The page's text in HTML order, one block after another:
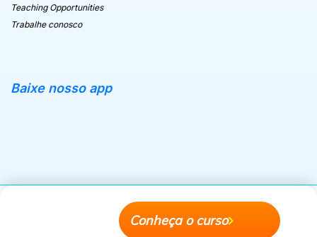
Teaching Opportunities
Trabalhe conosco
Baixe nosso app
Conheça o curso